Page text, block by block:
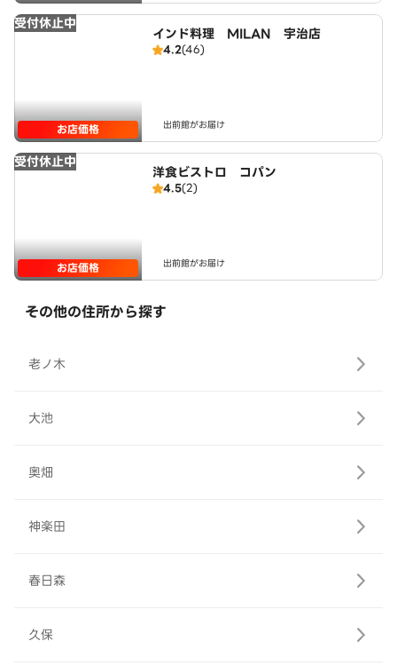
受付休止中
お店価格
インド料理 MILAN 宇治店
4.2(46)
出前館がお届け
受付休止中
お店価格
洋食ビストロ コパン
4.5(2)
出前館がお届け
その他の住所から探す
老ノ木
大池
奥畑
神楽田
春日森
久保